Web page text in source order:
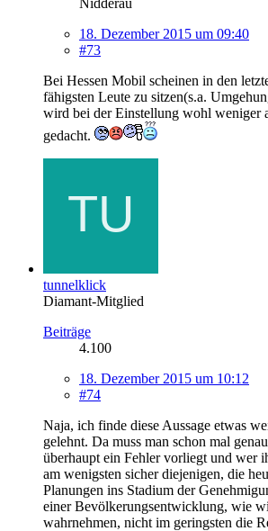
Nidderau
18. Dezember 2015 um 09:40
#73
Bei Hessen Mobil scheinen in den
fähigsten Leute zu sitzen(s.a.
wird bei der Einstellung wohl weniger
gedacht.
tunnelklick
Diamant-Mitglied
Beiträge
4.100
18. Dezember 2015 um 10:12
#74
Naja, ich finde diese Aussage etwas
gelehnt. Da muss man schon mal
überhaupt ein Fehler vorliegt und wer
am wenigsten sicher diejenigen, die
Planungen ins Stadium der
einer Bevölkerungsentwicklung, wie
wahrnehmen, nicht im geringsten die